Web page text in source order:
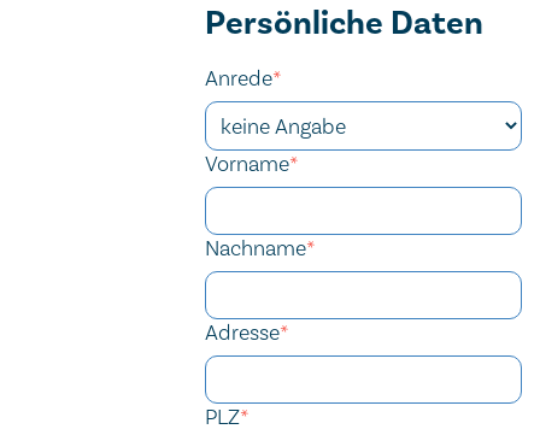
Persönliche Daten
Anrede*
Vorname*
Nachname*
Adresse*
PLZ*